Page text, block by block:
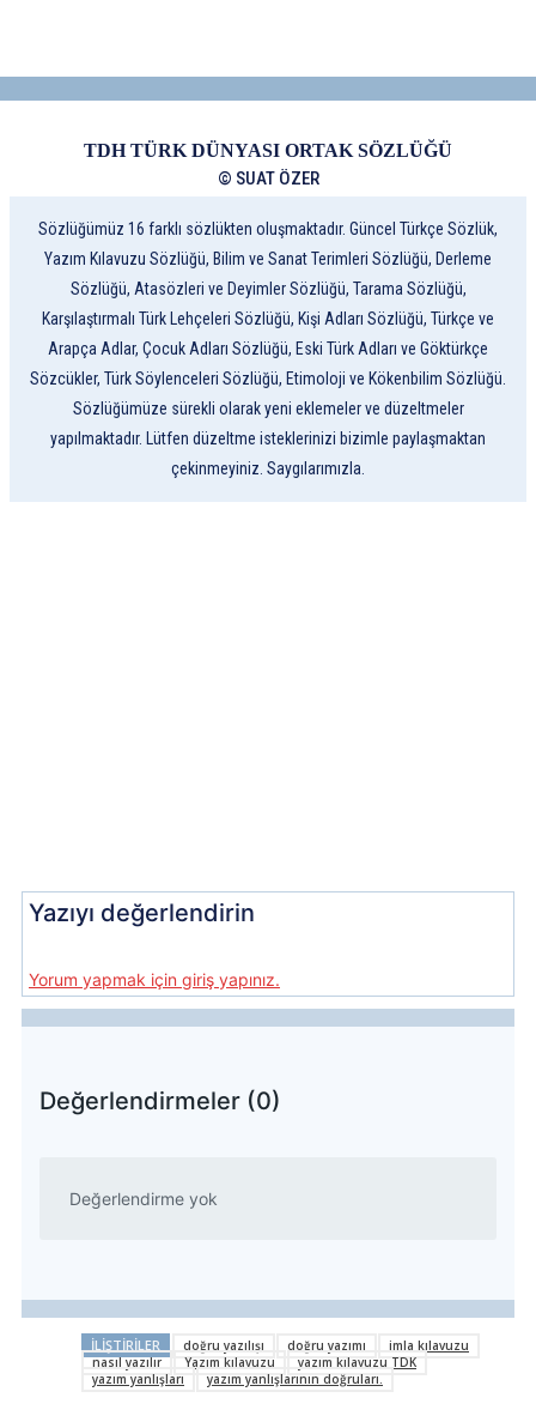
TDH TÜRK DÜNYASI ORTAK SÖZLÜĞÜ
© SUAT ÖZER
Sözlüğümüz 16 farklı sözlükten oluşmaktadır. Güncel Türkçe Sözlük,
Yazım Kılavuzu Sözlüğü, Bilim ve Sanat Terimleri Sözlüğü, Derleme
Sözlüğü, Atasözleri ve Deyimler Sözlüğü, Tarama Sözlüğü,
Karşılaştırmalı Türk Lehçeleri Sözlüğü, Kişi Adları Sözlüğü, Türkçe ve
Arapça Adlar, Çocuk Adları Sözlüğü, Eski Türk Adları ve Göktürkçe
Sözcükler, Türk Söylenceleri Sözlüğü, Etimoloji ve Kökenbilim Sözlüğü.
Sözlüğümüze sürekli olarak yeni eklemeler ve düzeltmeler
yapılmaktadır. Lütfen düzeltme isteklerinizi bizimle paylaşmaktan
çekinmeyiniz. Saygılarımızla.
Yazıyı değerlendirin
Yorum yapmak için giriş yapınız.
Değerlendirmeler (0)
Değerlendirme yok
İLIŞTIRILER doğru yazılışı doğru yazımı
imla kılavuzu
nasıl yazılır
Yazım kılavuzu
yazım kılavuzu TDK
yazım yanlışları
yazım yanlışlarının doğruları.